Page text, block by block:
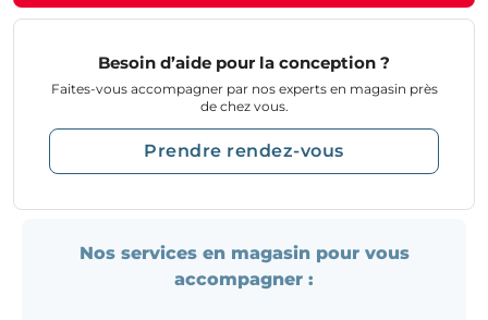
Besoin d’aide pour la conception ?
Faites-vous accompagner par nos experts en magasin près
de chez vous.
Prendre rendez-vous
Nos services en magasin pour vous
accompagner :